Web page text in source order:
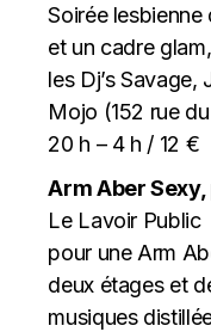
Soirée
et un cadre
les Dj’s Savage,
Mojo (152 rue
20 h – 4 h / 12 €
Arm Aber
Le Lavoir Public
pour une Arm
deux étages et
musiques